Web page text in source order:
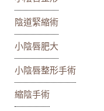
陰道緊縮術
小陰唇肥大
小陰唇整形手術
縮陰手術